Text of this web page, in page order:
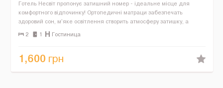
Готель Несвіт пропонує затишний номер - ідеальне місце для
комфортного відпочинку! Ортопедичні матраци забезпечать
здоровий сон, м'яке освітлення створить атмосферу затишку, а
власна ванна кімната додасть зручності. Полотенця, зу...
2 1 Гостиница
1,600 грн